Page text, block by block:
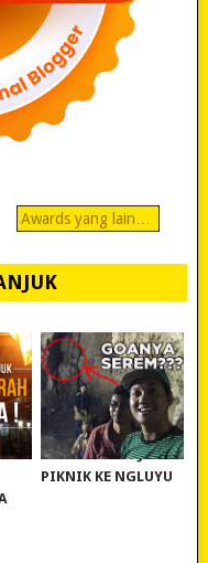
Awards yang lain…
WISATA NGANJUK:
PIKNIK KE NGLUYU